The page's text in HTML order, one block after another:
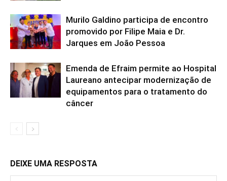
Murilo Galdino participa de encontro
promovido por Filipe Maia e Dr.
Jarques em João Pessoa
Emenda de Efraim permite ao Hospital
Laureano antecipar modernização de
equipamentos para o tratamento do
câncer
DEIXE UMA RESPOSTA